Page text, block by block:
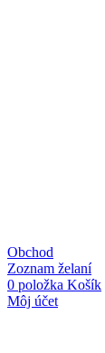
Obchod
Zoznam želaní
0 položka Košík
Môj účet